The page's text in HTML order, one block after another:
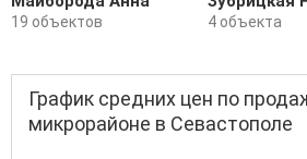
19 объектов 4 объекта
График средних цен по
микрорайоне в Севастополе